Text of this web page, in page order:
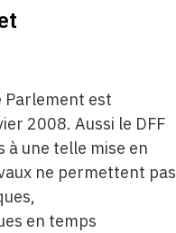
Parlement est
2008. Aussi le DFF
une telle mise en
ne permettent pas
en temps